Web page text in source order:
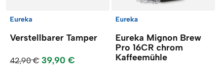
Eureka
Verstellbarer Tamper
42,90 € 39,90 €
Eureka
Eureka Mignon Brew
Pro 16CR chrom
Kaffeemühle